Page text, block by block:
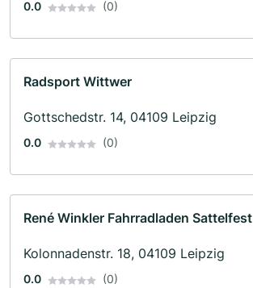
0.0 (0)
Radsport Wittwer
Gottschedstr. 14, 04109 Leipzig
0.0 (0)
René Winkler Fahrradladen Sattelfest
Kolonnadenstr. 18, 04109 Leipzig
0.0 (0)